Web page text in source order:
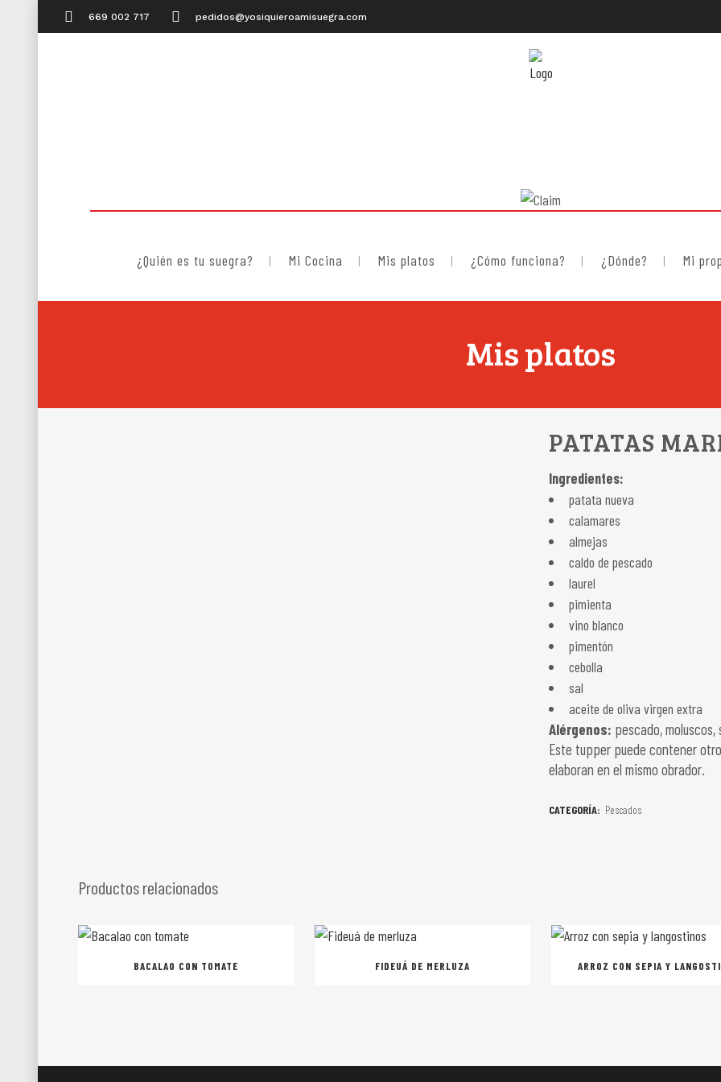
669 002 717 pedidos@yosiquieroamisuegra.com
¿Quién es tu suegra? Mi Cocina Mis platos ¿Cómo funciona? ¿Dónde? Mi
Mis platos
PATATAS
Ingredientes:
patata nueva
calamares
almejas
caldo de pescado
laurel
pimienta
vino blanco
pimentón
cebolla
sal
aceite de oliva virgen extra
Alérgenos: pescado, moluscos,
Este tupper puede contener
elaboran en el mismo obrador.
CATEGORÍA: Pescados
Productos relacionados
BACALAO CON TOMATE FIDEUÁ DE MERLUZA
ARROZ CON SEPIA Y